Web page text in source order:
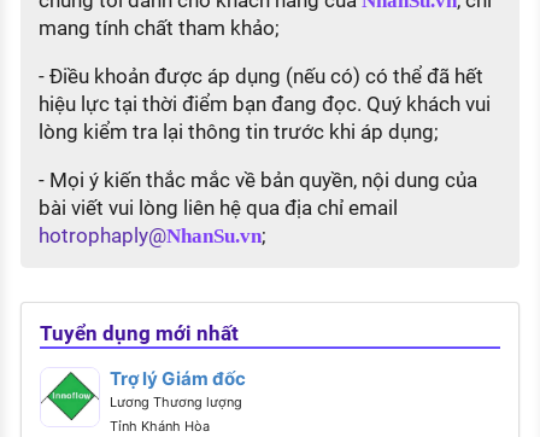
mang tính chất tham khảo;
- Điều khoản được áp dụng (nếu có) có thể đã hết
hiệu lực tại thời điểm bạn đang đọc. Quý khách vui
lòng kiểm tra lại thông tin trước khi áp dụng;
- Mọi ý kiến thắc mắc về bản quyền, nội dung của
bài viết vui lòng liên hệ qua địa chỉ email
hotrophaply@NhanSu.vn;
Tuyển dụng mới nhất
Trợ lý Giám đốc
Lương Thương lượng
Tỉnh Khánh Hòa